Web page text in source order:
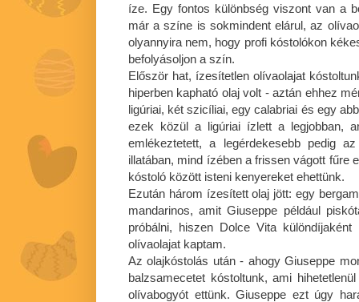
íze. Egy fontos különbség viszont van a
már a színe is sokmindent elárul, az
olyannyira nem, hogy profi kóstolókon
befolyásoljon a szín.
Először hat, ízesítetlen olívaolajat
hiperben kapható olaj volt - aztán ehhez
ligúriai, két szicíliai, egy calabriai és egy
ezek közül a ligúriai ízlett a legjobban,
emlékeztetett, a legérdekesebb pedig
illatában, mind ízében a frissen vágott fűre
kóstoló között isteni kenyereket ehettünk.
Ezután három ízesített olaj jött: egy
mandarinos, amit Giuseppe például
próbálni, hiszen Dolce Vita
olívaolajat kaptam.
Az olajkóstolás után - ahogy Giuseppe
balzsamecetet kóstoltunk, ami
olívabogyót ettünk. Giuseppe ezt úgy